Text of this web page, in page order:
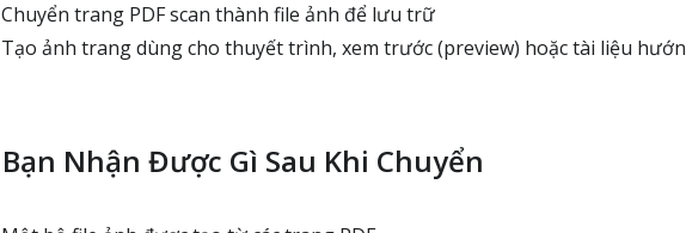
Chuyển trang PDF scan thành file ảnh để lưu trữ
Tạo ảnh trang dùng cho thuyết trình, xem trước (preview) hoặc tài liệu
Bạn Nhận Được Gì Sau Khi Chuyển